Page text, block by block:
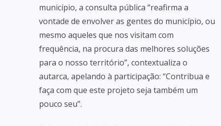
município, a consulta pública “reafirma a
vontade de envolver as gentes do município, ou
mesmo aqueles que nos visitam com
frequência, na procura das melhores soluções
para o nosso território”, contextualiza o
autarca, apelando à participação: “Contribua e
faça com que este projeto seja também um
pouco seu”.